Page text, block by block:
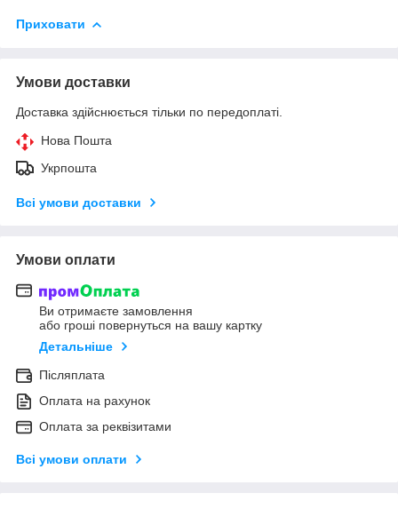
Приховати
Умови доставки
Доставка здійснюється тільки по передоплаті.
Нова Пошта
Укрпошта
Всі умови доставки
Умови оплати
Ви отримаєте замовлення
або гроші повернуться на вашу картку
Детальніше
Післяплата
Оплата на рахунок
Оплата за реквізитами
Всі умови оплати